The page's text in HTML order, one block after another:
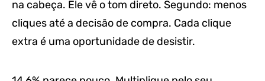
na cabeça. Ele vê o tom direto. Segundo: menos
cliques até a decisão de compra. Cada clique
extra é uma oportunidade de desistir.